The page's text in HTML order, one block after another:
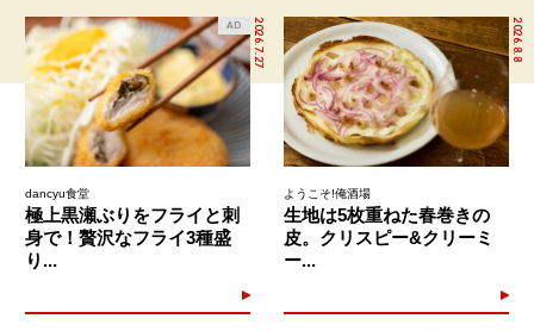
2026.7.27
AD
dancyu食堂
極上黒瀬ぶりをフライと刺
身で！贅沢なフライ3種盛
り...
2026.8.8
ようこそ!俺酒場
生地は5枚重ねた春巻きの
皮。クリスピー&クリーミ
ー...